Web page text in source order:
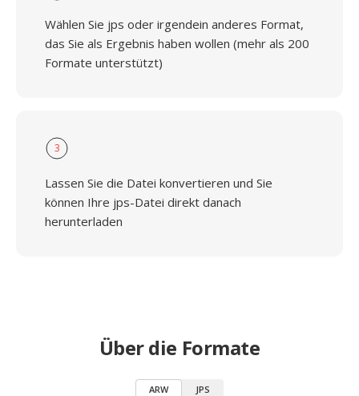
Wählen Sie jps oder irgendein anderes Format,
das Sie als Ergebnis haben wollen (mehr als 200
Formate unterstützt)
3
Lassen Sie die Datei konvertieren und Sie
können Ihre jps-Datei direkt danach
herunterladen
Über die Formate
ARW JPS